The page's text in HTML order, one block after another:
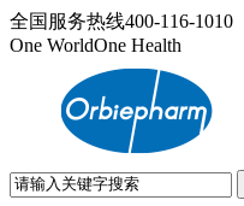
全国服务热线400-116-1010
One WorldOne Health